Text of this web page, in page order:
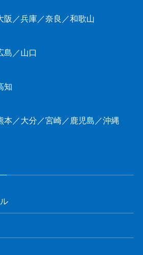
阪 ／兵庫／奈良 ／和歌山
島 ／山口
知
本／大分 ／宮崎／ 鹿児島 ／沖縄